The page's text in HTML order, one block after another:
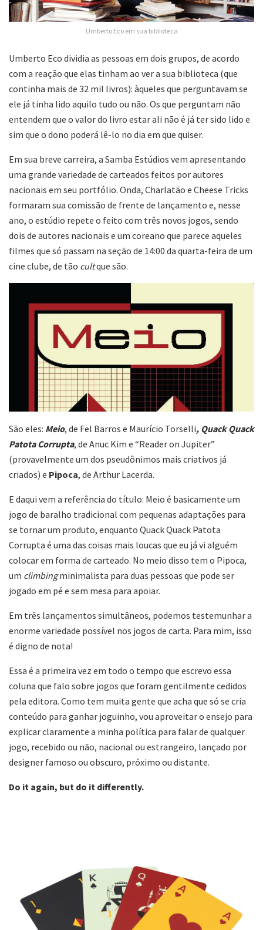
Umberto Eco em sua biblioteca
Umberto Eco dividia as pessoas em dois grupos, de acordo
com a reação que elas tinham ao ver a sua biblioteca (que
continha mais de 32 mil livros): àqueles que perguntavam se
ele já tinha lido aquilo tudo ou não. Os que perguntam não
entendem que o valor do livro estar ali não é já ter sido lido e
sim que o dono poderá lê-lo no dia em que quiser.
Em sua breve carreira, a Samba Estúdios vem apresentando
uma grande variedade de carteados feitos por autores
nacionais em seu portfólio. Onda, Charlatão e Cheese Tricks
formaram sua comissão de frente de lançamento e, nesse
ano, o estúdio repete o feito com três novos jogos, sendo
dois de autores nacionais e um coreano que parece aqueles
filmes que só passam na seção de 14:00 da quarta-feira de um
cine clube, de tão cultque são.
São eles: Meio, de Fel Barros e Maurício Torselli, Quack Quack
Patota Corrupta, de Anuc Kim e “Reader on Jupiter”
(provavelmente um dos pseudônimos mais criativos já
criados) e Pipoca, de Arthur Lacerda.
E daqui vem a referência do título: Meio é basicamente um
jogo de baralho tradicional com pequenas adaptações para
se tornar um produto, enquanto Quack Quack Patota
Corrupta é uma das coisas mais loucas que eu já vi alguém
colocar em forma de carteado. No meio disso tem o Pipoca,
um climbingminimalista para duas pessoas que pode ser
jogado em pé e sem mesa para apoiar.
Em três lançamentos simultâneos, podemos testemunhar a
enorme variedade possível nos jogos de carta. Para mim, isso
é digno de nota!
Essa é a primeira vez em todo o tempo que escrevo essa
coluna que falo sobre jogos que foram gentilmente cedidos
pela editora. Como tem muita gente que acha que só se cria
conteúdo para ganhar joguinho, vou aproveitar o ensejo para
explicar claramente a minha política para falar de qualquer
jogo, recebido ou não, nacional ou estrangeiro, lançado por
designer famoso ou obscuro, próximo ou distante.
Do it again, but do it differently.